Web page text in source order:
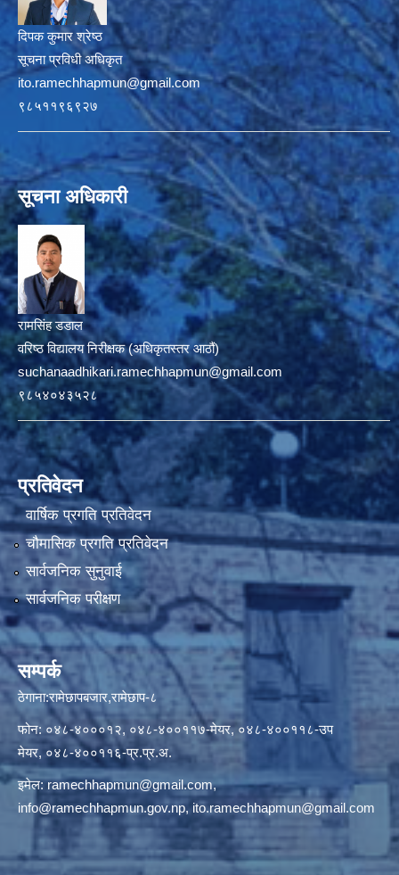
दिपक कुमार श्रेष्ठ
सूचना प्रविधी अधिकृत
ito.ramechhapmun@gmail.com
९८५११९६९२७
सूचना अधिकारी
रामसिंह डडाल
वरिष्ठ विद्यालय निरीक्षक (अधिकृतस्तर आठौं)
suchanaadhikari.ramechhapmun@gmail.com
९८५४०४३५२८
प्रतिवेदन
वार्षिक प्रगति प्रतिवेदन
चौमासिक प्रगति प्रतिवेदन
सार्वजनिक सुनुवाई
सार्वजनिक परीक्षण
सम्पर्क
ठेगाना:रामेछापबजार,रामेछाप-८
फोन: ०४८-४०००१२, ०४८-४००११७-मेयर, ०४८-४००११८-उप
मेयर, ०४८-४००११६-प्र.प्र.अ.
इमेल:ramechhapmun@gmail.com,
info@ramechhapmun.gov.np,ito.ramechhapmun@gmail.com